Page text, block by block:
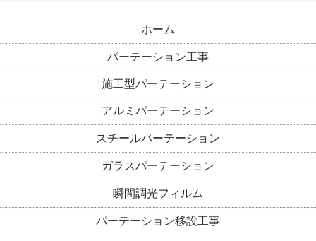
ホーム
パーテーション工事
施工型パーテーション
アルミパーテーション
スチールパーテーション
ガラスパーテーション
瞬間調光フィルム
パーテーション移設工事